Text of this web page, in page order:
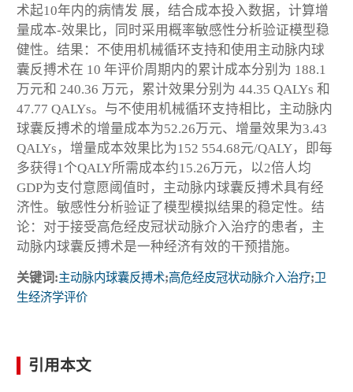
术起10年内的病情发 展，结合成本投入数据，计算增
量成本-效果比，同时采用概率敏感性分析验证模型稳
健性。结果：不使用机械循环支持和使用主动脉内球
囊反搏术在 10 年评价周期内的累计成本分别为 188.1
万元和 240.36 万元，累计效果分别为 44.35 QALYs 和
47.77 QALYs。与不使用机械循环支持相比，主动脉内
球囊反搏术的增量成本为52.26万元、增量效果为3.43
QALYs，增量成本效果比为152 554.68元/QALY，即每
多获得1个QALY所需成本约15.26万元，以2倍人均
GDP为支付意愿阈值时，主动脉内球囊反搏术具有经
济性。敏感性分析验证了模型模拟结果的稳定性。结
论：对于接受高危经皮冠状动脉介入治疗的患者，主
动脉内球囊反搏术是一种经济有效的干预措施。
关键词:主动脉内球囊反搏术;高危经皮冠状动脉介入治疗;卫
生经济学评价
引用本文